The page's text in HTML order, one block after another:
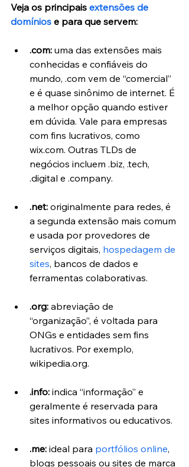
Veja os principais extensões de
domínios e para que servem:
.com: uma das extensões mais
conhecidas e confiáveis do
mundo, .com vem de “comercial”
e é quase sinônimo de internet. É
a melhor opção quando estiver
em dúvida. Vale para empresas
com fins lucrativos, como
wix.com. Outras TLDs de
negócios incluem .biz, .tech,
.digital e .company.
.net: originalmente para redes, é
a segunda extensão mais comum
e usada por provedores de
serviços digitais, hospedagem de
sites, bancos de dados e
ferramentas colaborativas.
.org: abreviação de
“organização”, é voltada para
ONGs e entidades sem fins
lucrativos. Por exemplo,
wikipedia.org.
.info: indica “informação” e
geralmente é reservada para
sites informativos ou educativos.
.me: ideal para portfólios online,
blogs pessoais ou sites de marca